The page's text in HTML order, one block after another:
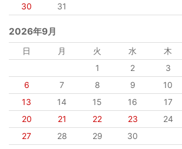
30
31
2026年9月
日 月 火 水 木
1
2 3
6
7 8 9 10
13
14 15 16 17
20
21 22 23 24
27
28 29 30